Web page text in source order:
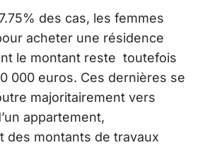
des cas, les femmes
acheter une résidence
le montant reste toutefois
000 euros. Ces dernières se
majoritairement vers
appartement,
des montants de travaux